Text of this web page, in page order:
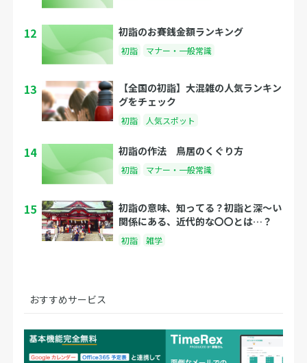
12 初詣のお賽銭金額ランキング
初詣 マナー・一般常識
13
【全国の初詣】大混雑の人気ランキン
グをチェック
初詣 人気スポット
14 初詣の作法 鳥居のくぐり方
初詣 マナー・一般常識
15
初詣の意味、知ってる？初詣と深～い
関係にある、近代的な〇〇とは…？
初詣 雑学
おすすめサービス